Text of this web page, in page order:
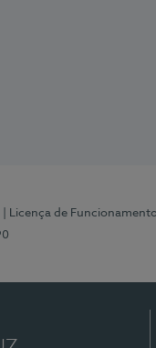
| Licença de